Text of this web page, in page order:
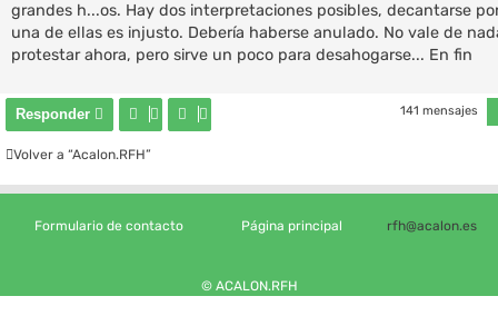
a
j
e
grandes h...os. Hay dos interpretaciones posibles, decantarse
una de ellas es injusto. Debería haberse anulado. No vale de
protestar ahora, pero sirve un poco para desahogarse... En fin
Responder 141 mensajes
Volver a “Acalon.RFH”
Formulario de contacto Página principal rfh@acalon.es
© ACALON.RFH